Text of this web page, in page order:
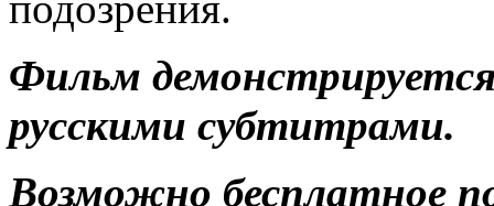
Фильм
русскими субтитрами.
Возможно бесплатное